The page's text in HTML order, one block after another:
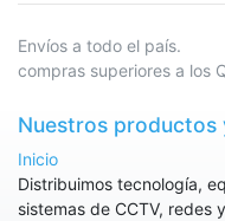
Envíos a
compras superiores a los
Nuestros productos
Inicio
Distribuimos tecnología,
sistemas de CCTV, redes